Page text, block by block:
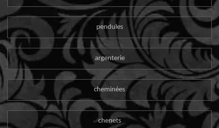
pendules
argenterie
cheminées
chenets